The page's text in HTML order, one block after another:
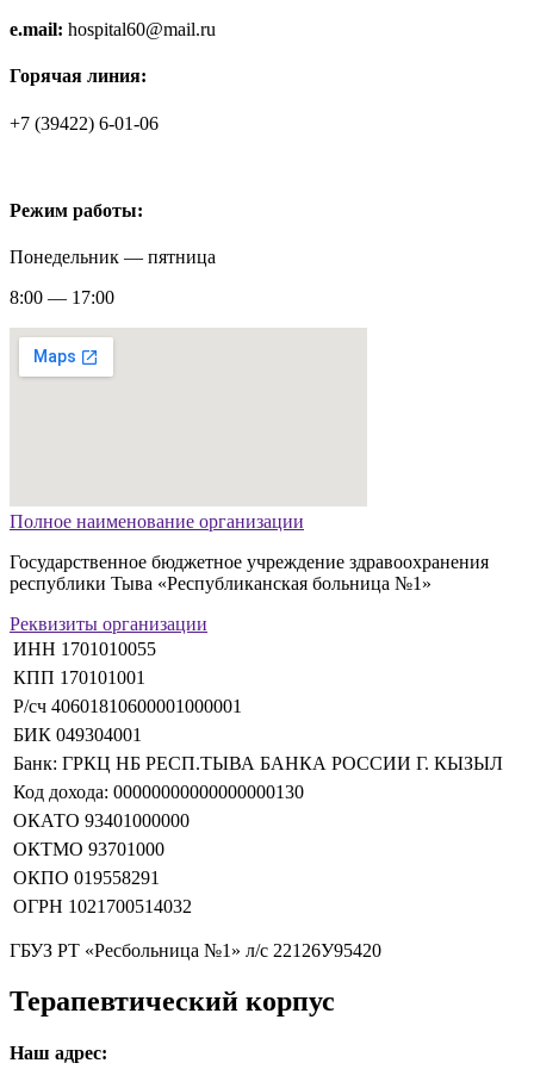
e.mail: hospital60@mail.ru
Горячая линия:
+7 (39422) 6-01-06
Режим работы:
Понедельник — пятница
8:00 — 17:00
Полное наименование организации
Государственное бюджетное учреждение здравоохранения
республики Тыва «Республиканская больница №1»
Реквизиты организации
ИНН 1701010055
КПП 170101001
Р/сч 40601810600001000001
БИК 049304001
Банк: ГРКЦ НБ РЕСП.ТЫВА БАНКА РОССИИ Г. КЫЗЫЛ
Код дохода: 00000000000000000130
ОКАТО 93401000000
ОКТМО 93701000
ОКПО 019558291
ОГРН 1021700514032
ГБУЗ РТ «Ресбольница №1» л/с 22126У95420
Терапевтический корпус
Наш адрес: